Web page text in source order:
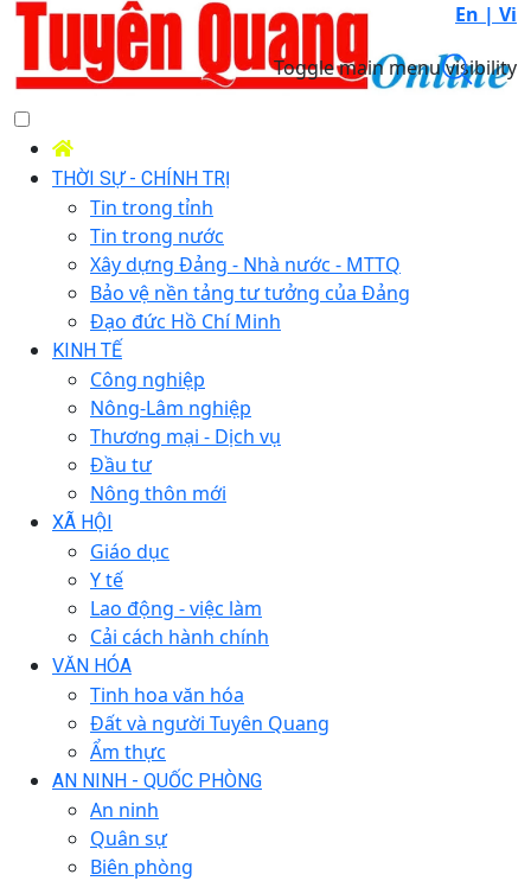
En | Vi
Toggle main menu visibility
THỜI SỰ - CHÍNH TRỊ
Tin trong tỉnh
Tin trong nước
Xây dựng Đảng - Nhà nước - MTTQ
Bảo vệ nền tảng tư tưởng của Đảng
Đạo đức Hồ Chí Minh
KINH TẾ
Công nghiệp
Nông-Lâm nghiệp
Thương mại - Dịch vụ
Đầu tư
Nông thôn mới
XÃ HỘI
Giáo dục
Y tế
Lao động - việc làm
Cải cách hành chính
VĂN HÓA
Tinh hoa văn hóa
Đất và người Tuyên Quang
Ẩm thực
AN NINH - QUỐC PHÒNG
An ninh
Quân sự
Biên phòng